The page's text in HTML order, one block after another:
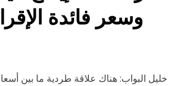
خليل البواب: هناك علاقة طردية ما بين